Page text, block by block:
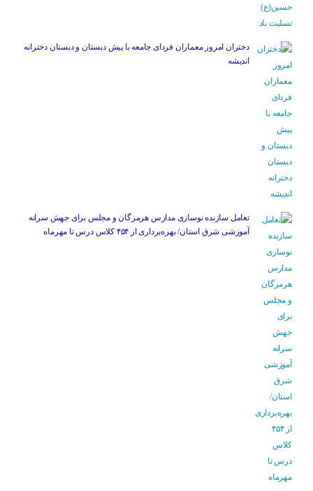
دختران امروز معماران فردای جامعه با پیش دبستان و دبستان دخترانه
اندیشه
تعامل سازنده نوسازی مدارس هرمزگان و مجلس برای جهش سرانه
آموزشی شرق استان/ بهره‌برداری از ۴۵۴ کلاس درس تا مهرماه